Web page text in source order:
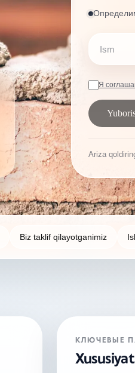
Я
Ariza
Biz taklif qilayotganimiz
КЛЮЧЕВЫЕ